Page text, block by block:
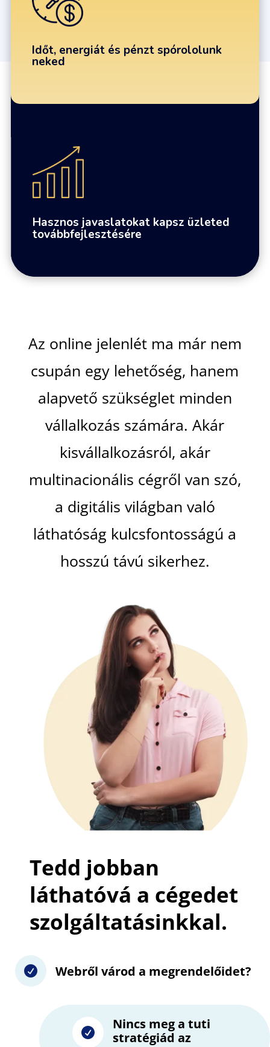
Időt, energiát és pénzt spórololunk
neked
Hasznos javaslatokat kapsz üzleted
továbbfejlesztésére
Az online jelenlét ma már nem
csupán egy lehetőség, hanem
alapvető szükséglet minden
vállalkozás számára. Akár
kisvállalkozásról, akár
multinacionális cégről van szó,
a digitális világban való
láthatóság kulcsfontosságú a
hosszú távú sikerhez.
Tedd jobban
láthatóvá a cégedet
szolgáltatásinkkal.
 Webről várod a megrendelőidet?

Nincs meg a tuti
stratégiád az